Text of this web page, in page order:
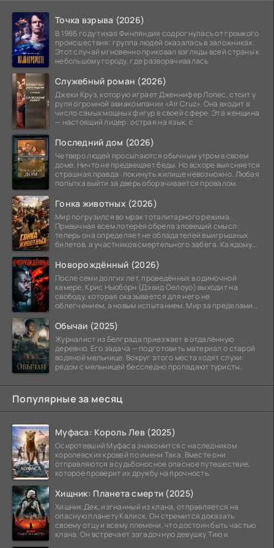
Точка взрыва (2026)
В 1986 году тихая Финляндия содрогнулась от громкого
происшествия: группа людей оказалась в заложниках.
Этот случай мгновенно приковал взгляды всей страны к
небольшому городу, где разворачивалась
Служебный роман (2026)
Джеки Круз, которую играет Дженнифер Лопес, стоит у
руля огромной авиакомпании «Air Cruz». Она входит в
число самых мощных фигур в своей сфере. Эта женщина
— настоящий лидер: острая на язык, с
Последний дом (2026)
Четверо людей просыпаются обычным утром в своем
доме. Ничто не предвещает беды. Но вскоре выясняется
страшная правда: покинуть жилище невозможно. Любая
попытка выйти за дверь оборачивается провалом.
Гонка животных (2026)
Мир погрузился во мрак тоталитарного режима.
Привычная всем лотерея обрела зловещий смысл:
теперь она определяет не обладателей выигрышных
билетов, а участников смертельного забега. Каждому
Новорождённый (2026)
После семи долгих лет, проведённых в одиночной
камере, Крис Ньюборн (Дэвид Оелоуо) выходит на
свободу, которая оказывается для него не
облегчением, а новым испытанием. Мир за пределами
Обычаи (2025)
Журналист из Белграда приезжает в отдалённую
деревню. Его задача — подготовить материал о старой
водяной мельнице. Вокруг этого места ходят слухи:
рядом с мельницей бесследно пропадают туристы.
Популярные за месяц
Муфаса: Король Лев (2025)
Осиротевший Муфаса знакомится с наследником
королевских кровей по имени Така. Вместе они
отправляются в судьбоносное опасное путешествие,
которое проверит их дружбу на прочность.
Хищник: Планета смерти (2025)
Хищник Дек, изгнанный из клана, отправляется на
опасную планету Калиск. Он стремится доказать
своему отцу и всему племени, что достоин быть частью
клана. Он встречает загадочную девушку Тию и